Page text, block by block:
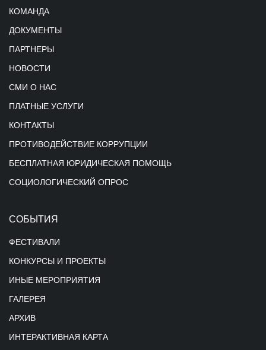
КОМАНДА
ДОКУМЕНТЫ
ПАРТНЕРЫ
НОВОСТИ
СМИ О НАС
ПЛАТНЫЕ УСЛУГИ
КОНТАКТЫ
ПРОТИВОДЕЙСТВИЕ КОРРУПЦИИ
БЕСПЛАТНАЯ ЮРИДИЧЕСКАЯ ПОМОЩЬ
СОЦИОЛОГИЧЕСКИЙ ОПРОС
СОБЫТИЯ
ФЕСТИВАЛИ
КОНКУРСЫ И ПРОЕКТЫ
ИНЫЕ МЕРОПРИЯТИЯ
ГАЛЕРЕЯ
АРХИВ
ИНТЕРАКТИВНАЯ КАРТА